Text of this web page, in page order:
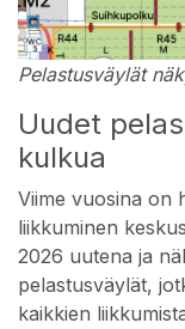
Pelastusväylät
Uudet
kulkua
Viime vuosina on
liikkuminen
2026 uutena ja
pelastusväylät,
kaikkien